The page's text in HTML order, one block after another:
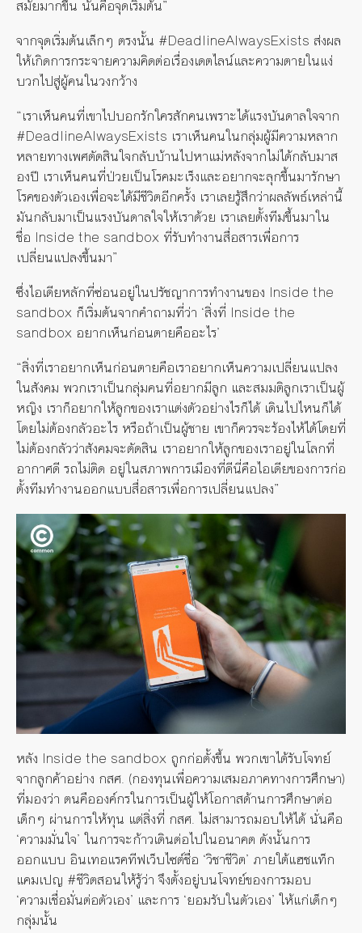
สมัยมากขึ้น นั่นคือจุดเริ่มต้น”
จากจุดเริ่มต้นเล็กๆ ตรงนั้น #DeadlineAlwaysExists ส่งผล
ให้เกิดการกระจายความคิดต่อเรื่องเดตไลน์และความตายในแง่
บวกไปสู่ผู้คนในวงกว้าง
“เราเห็นคนที่เขาไปบอกรักใครสักคนเพราะได้แรงบันดาลใจจาก
#DeadlineAlwaysExists เราเห็นคนในกลุ่มผู้มีความหลาก
หลายทางเพศตัดสินใจกลับบ้านไปหาแม่หลังจากไม่ได้กลับมาส
องปี เราเห็นคนที่ป่วยเป็นโรคมะเร็งและอยากจะลุกขึ้นมารักษา
โรคของตัวเองเพื่อจะได้มีชีวิตอีกครั้ง เราเลยรู้สึกว่าผลลัพธ์เหล่านี้
มันกลับมาเป็นแรงบันดาลใจให้เราด้วย เราเลยตั้งทีมขึ้นมาใน
ชื่อ Inside the sandbox ที่รับทำงานสื่อสารเพื่อการ
เปลี่ยนแปลงขึ้นมา”
ซึ่งไอเดียหลักที่ซ่อนอยู่ในปรัชญาการทำงานของ Inside the
sandbox ก็เริ่มต้นจากคำถามที่ว่า ‘สิ่งที่ Inside the
sandbox อยากเห็นก่อนตายคืออะไร’
“สิ่งที่เราอยากเห็นก่อนตายคือเราอยากเห็นความเปลี่ยนแปลง
ในสังคม พวกเราเป็นกลุ่มคนที่อยากมีลูก และสมมติลูกเราเป็นผู้
หญิง เราก็อยากให้ลูกของเราแต่งตัวอย่างไรก็ได้ เดินไปไหนก็ได้
โดยไม่ต้องกลัวอะไร หรือถ้าเป็นผู้ชาย เขาก็ควรจะร้องไห้ได้โดยที่
ไม่ต้องกลัวว่าสังคมจะตัดสิน เราอยากให้ลูกของเราอยู่ในโลกที่
อากาศดี รถไม่ติด อยู่ในสภาพการเมืองที่ดีนี่คือไอเดียของการก่อ
ตั้งทีมทำงานออกแบบสื่อสารเพื่อการเปลี่ยนแปลง”
หลัง Inside the sandbox ถูกก่อตั้งขึ้น พวกเขาได้รับโจทย์
จากลูกค้าอย่าง กสศ. (กองทุนเพื่อความเสมอภาคทางการศึกษา)
ที่มองว่า ตนคือองค์กรในการเป็นผู้ให้โอกาสด้านการศึกษาต่อ
เด็กๆ ผ่านการให้ทุน แต่สิ่งที่ กสศ. ไม่สามารถมอบให้ได้ นั่นคือ
‘ความมั่นใจ’ ในการจะก้าวเดินต่อไปในอนาคต ดังนั้นการ
ออกแบบ อินเทอแรคทีฟเว็บไซต์ชื่อ ‘วิชาชีวิต’ ภายใต้แฮชแท็ก
แคมเปญ #ชีวิตสอนให้รู้ว่า จึงตั้งอยู่บนโจทย์ของการมอบ
‘ความเชื่อมั่นต่อตัวเอง’ และการ ‘ยอมรับในตัวเอง’ ให้แก่เด็กๆ
กลุ่มนั้น